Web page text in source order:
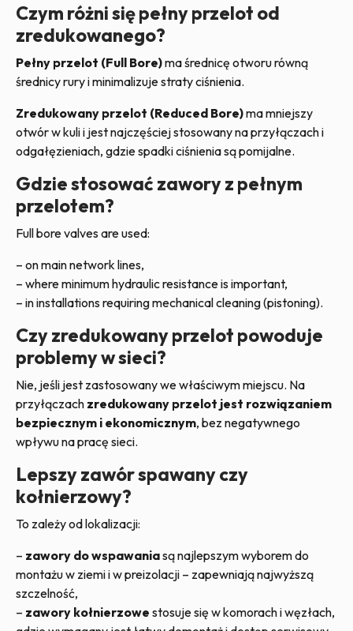
Czym różni się pełny przelot od
zredukowanego?
Pełny przelot (Full Bore)ma średnicę otworu równą
średnicy rury i minimalizuje straty ciśnienia.
Zredukowany przelot (Reduced Bore)ma mniejszy
otwór w kuli i jest najczęściej stosowany na przyłączach i
odgałęzieniach, gdzie spadki ciśnienia są pomijalne.
Gdzie stosować zawory z pełnym
przelotem?
Full bore valves are used:
– on main network lines,
– where minimum hydraulic resistance is important,
– in installations requiring mechanical cleaning (pistoning).
Czy zredukowany przelot powoduje
problemy w sieci?
Nie, jeśli jest zastosowany we właściwym miejscu. Na
przyłączach zredukowany przelot jest rozwiązaniem
bezpiecznym i ekonomicznym, bez negatywnego
wpływu na pracę sieci.
Lepszy zawór spawany czy
kołnierzowy?
To zależy od lokalizacji:
– zawory do wspawaniasą najlepszym wyborem do
montażu w ziemi i w preizolacji – zapewniają najwyższą
szczelność,
– zawory kołnierzowe stosuje się w komorach i węzłach,